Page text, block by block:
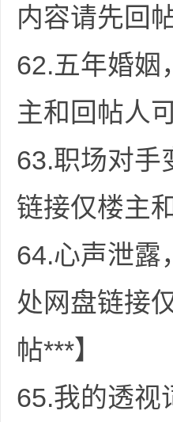
内容请先回
62.五年婚姻
主和回帖人
63.职场对手
链接仅楼主
64.心声泄露
处网盘链接
帖***】
65.我的透视